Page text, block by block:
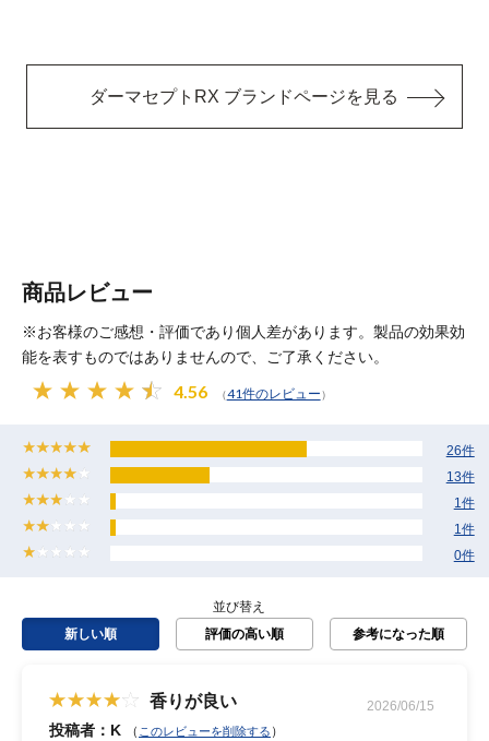
ダーマセプトRX ブランドページを見る
商品レビュー
※お客様のご感想・評価であり個人差があります。製品の効果効
能を表すものではありませんので、ご了承ください。
4.56 （41件のレビュー）
26件
13件
1件
1件
0件
並び替え
新しい順
評価の高い順 参考になった順
香りが良い 2026/06/15
投稿者：K （ このレビューを削除する ）